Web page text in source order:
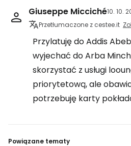
Giuseppe Micciché10. 10.
Przetłumaczone z cestee.it
Przylatuję do Addis
wyjechać do Arba
skorzystać z usługi
priorytetową, ale
potrzebuję karty
Powiązane tematy